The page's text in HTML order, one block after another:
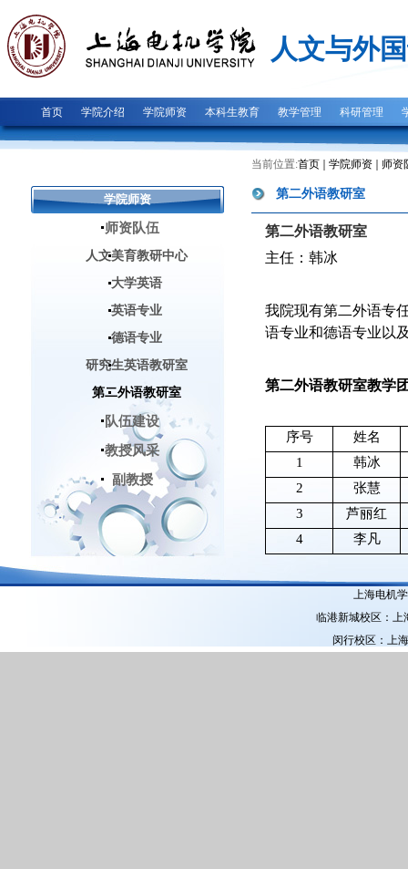
人文与外
首页 学院介绍 学院师资 本科生教育 教学管理 科研管理
学院师资
师资队伍
人文美育教研中心
大学英语
英语专业
德语专业
研究生英语教研室
第二外语教研室
队伍建设
教授风采
副教授
当前位置:首页 学院师资 师资
第二外语教研室
第二外语教研室
主任：韩冰
我院现有第二外语专
语专业和德语专业以
第二外语教研室教学
序号
姓名
1
韩冰
2
张慧
3
芦丽红
4
李凡
上海电机
临港新城校区：上
闵行校区：上